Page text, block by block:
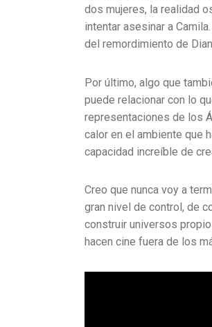
dos mujeres, la realidad
intentar asesinar a
del remordimiento de
Por último, algo que
puede relacionar con lo
representaciones de los
calor en el ambiente que
capacidad increíble de
Creo que nunca voy a
gran nivel de control, de
construir universos
hacen cine fuera de los